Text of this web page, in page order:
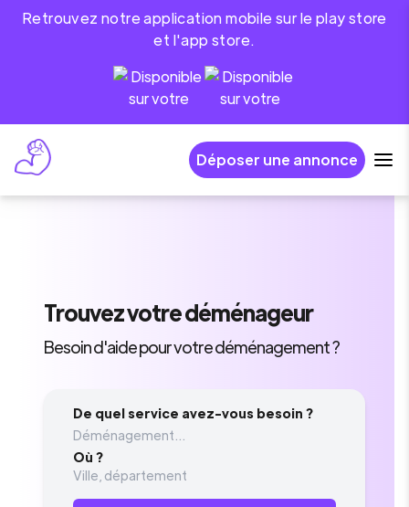
Retrouvez notre application mobile sur le play store
et l'app store.
Déposer une annonce
Trouvezvotre déménageur
Besoin d'aide pour votre déménagement ?
De quel service avez-vous besoin ?
Déménagement...
Où ?